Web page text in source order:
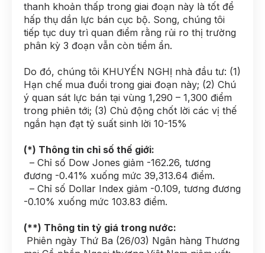
thanh khoản thấp trong giai đoạn này là tốt để
hấp thụ dần lực bán cục bộ. Song, chúng tôi
tiếp tục duy trì quan điểm rằng rủi ro thị trường
phân kỳ 3 đoạn vẫn còn tiềm ẩn.
Do đó, chúng tôi KHUYẾN NGHỊ nhà đầu tư: (1)
Hạn chế mua đuổi trong giai đoạn này; (2) Chú
ý quan sát lực bán tại vùng 1,290 – 1,300 điểm
trong phiên tới; (3) Chủ động chốt lời các vị thế
ngắn hạn đạt tỷ suất sinh lời 10-15%
(*) Thông tin chỉ số thế giới:
– Chỉ số Dow Jones giảm -162.26, tương
đương -0.41% xuống mức 39,313.64 điểm.
– Chỉ số Dollar Index giảm -0.109, tương đương
-0.10% xuống mức 103.83 điểm.
(**) Thông tin tỷ giá trong nước:
Phiên ngày Thứ Ba (26/03) Ngân hàng Thương